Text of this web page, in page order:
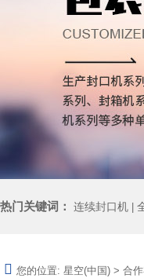
热门关键词： 连续封口机
您的位置: 星空(中国) > 合